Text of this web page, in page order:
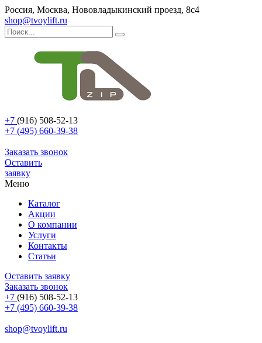
Россия, Москва, Нововладыкинский проезд, 8с4
shop@tvoylift.ru
+7 (916) 508-52-13
+7 (495) 660-39-38
Заказать звонок
Оставить
заявку
Меню
Каталог
Акции
О компании
Услуги
Контакты
Статьи
Оставить заявку
Заказать звонок
+7 (916) 508-52-13
+7 (495) 660-39-38
shop@tvoylift.ru